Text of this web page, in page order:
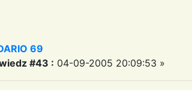
69
#43 : 04-09-2005 20:09:53 »